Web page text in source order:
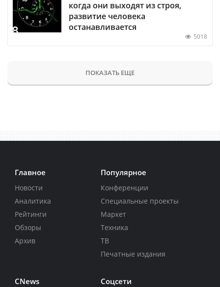
когда они выходят из строя,
развитие человека
останавливается
5018
ПОКАЗАТЬ ЕЩЕ
Главное
Новости
Аналитика
Рейтинги
Обзоры
Архив
Популярное
Конференции
Специальные проекты
Маркет
Техника
ТВ
Печатные издания
CNews Соцсети